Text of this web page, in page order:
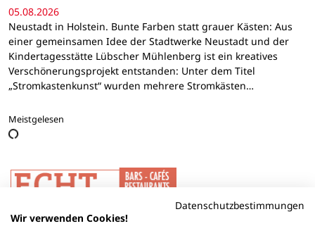
05.08.2026
Neustadt in Holstein. Bunte Farben statt grauer Kästen: Aus
einer gemeinsamen Idee der Stadtwerke Neustadt und der
Kindertagesstätte Lübscher Mühlenberg ist ein kreatives
Verschönerungsprojekt entstanden: Unter dem Titel
„Stromkastenkunst“ wurden mehrere Stromkästen…
Meistgelesen
Datenschutzbestimmungen
Wir verwenden Cookies!